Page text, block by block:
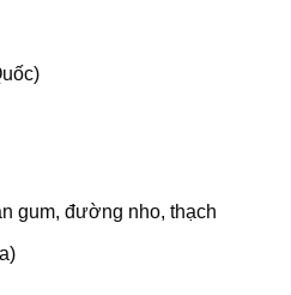
gum, đường nho, thạch